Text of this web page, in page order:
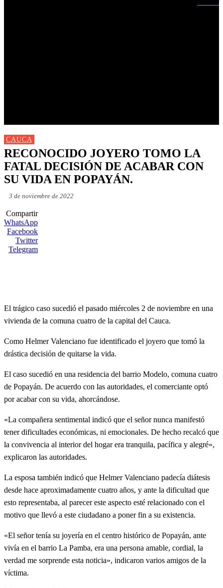
CAUCA
RECONOCIDO JOYERO TOMO LA
FATAL DECISIÓN DE ACABAR CON
SU VIDA EN POPAYÁN.
3 de noviembre de 2022
Compartir
WhatsApp
Facebook
Twitter
Telegram
El trágico caso sucedió el pasado miércoles 2 de noviembre en una
vivienda de la comuna cuatro de la capital del Cauca.
Como Helmer Valenciano fue identificado el joyero que tomó la
drástica decisión de quitarse la vida.
El caso sucedió en una residencia del barrio Modelo, comuna cuatro
de Popayán. De acuerdo con las autoridades, el comerciante optó
por acabar con su vida, ahorcándose.
«La compañera sentimental indicó que el señor nunca manifestó
tener dificultades económicas, ni emocionales. De hecho recalcó que
la convivencia al interior del hogar era tranquila, pacífica y alegré»,
explicaron las autoridades.
La esposa también indicó que Helmer Valenciano padecía diátesis
desde hace aproximadamente cuatro años, y ante la dificultad que
esto representaba, al parecer este aspecto esté relacionado con el
motivo que llevó a este ciudadano a poner fin a su existencia.
«El señor tenía su joyería en el centro histórico de Popayán, ante
vivía en el barrio La Pamba, era una persona amable, cordial, la
verdad me sorprende esta noticia», indicaron varios amigos de la
víctima.